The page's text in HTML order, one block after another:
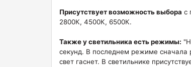
Присутствует возможность выбора с
2800К, 4500К, 6500К.
Также у светильника есть режимы:
секунд. В последнем режиме сначала
свет гаснет. В светильнике